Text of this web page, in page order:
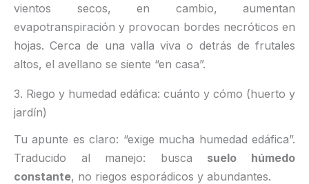
vientos secos, en cambio, aumentan
evapotranspiración y provocan bordes necróticos en
hojas. Cerca de una valla viva o detrás de frutales
altos, el avellano se siente “en casa”.
3. Riego y humedad edáfica: cuánto y cómo (huerto y
jardín)
Tu apunte es claro: “exige mucha humedad edáfica”.
Traducido al manejo: busca suelo húmedo
constante, no riegos esporádicos y abundantes.